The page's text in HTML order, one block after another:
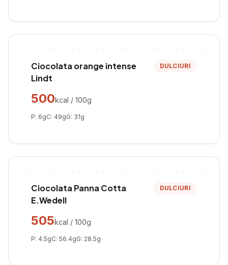
Ciocolata orange intense
Lindt
DULCIURI
500kcal / 100g
P: 6gC: 49gG: 31g
Ciocolata Panna Cotta
E.Wedell
DULCIURI
505kcal / 100g
P: 4.5gC: 56.4gG: 28.5g